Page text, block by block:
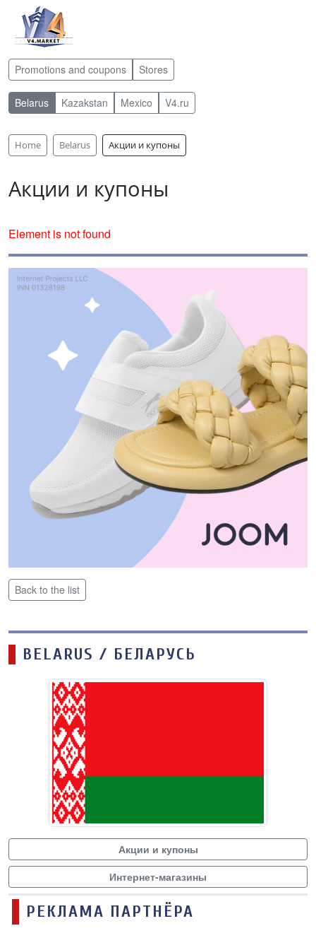
Promotions and coupons Stores
Belarus Kazakstan Mexico V4.ru
Home Belarus Акции и купоны
Акции и купоны
Element is not found
Back to the list
BELARUS / БЕЛАРУСЬ
Акции и купоны
Интернет-магазины
РЕКЛАМА ПАРТНЁРА